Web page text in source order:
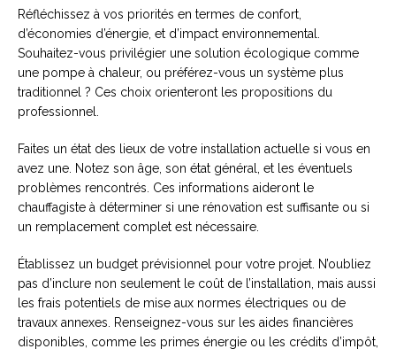
Réfléchissez à vos priorités en termes de confort,
d’économies d’énergie, et d’impact environnemental.
Souhaitez-vous privilégier une solution écologique comme
une pompe à chaleur, ou préférez-vous un système plus
traditionnel ? Ces choix orienteront les propositions du
professionnel.
Faites un état des lieux de votre installation actuelle si vous en
avez une. Notez son âge, son état général, et les éventuels
problèmes rencontrés. Ces informations aideront le
chauffagiste à déterminer si une rénovation est suffisante ou si
un remplacement complet est nécessaire.
Établissez un budget prévisionnel pour votre projet. N’oubliez
pas d’inclure non seulement le coût de l’installation, mais aussi
les frais potentiels de mise aux normes électriques ou de
travaux annexes. Renseignez-vous sur les aides financières
disponibles, comme les primes énergie ou les crédits d’impôt,